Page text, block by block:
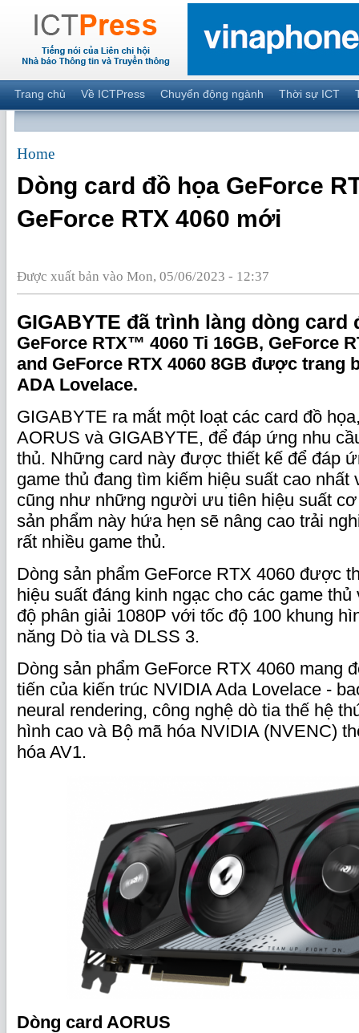
Trang chủ Về ICTPress Chuyển động ngành Thời sự ICT
Home
Dòng card đồ họa GeForce
GeForce RTX 4060 mới
Được xuất bản vào Mon, 05/06/2023 - 12:37
GIGABYTE đã trình làng dòng card
GeForce RTX™ 4060 Ti 16GB, GeForce
and GeForce RTX 4060 8GB được trang
ADA Lovelace.
GIGABYTE ra mắt một loạt các card đồ
AORUS và GIGABYTE, để đáp ứng nhu
thủ. Những card này được thiết kế để đáp
game thủ đang tìm kiếm hiệu suất cao nhất
cũng như những người ưu tiên hiệu suất
sản phẩm này hứa hẹn sẽ nâng cao trải
rất nhiều game thủ.
Dòng sản phẩm GeForce RTX 4060 được
hiệu suất đáng kinh ngạc cho các game
độ phân giải 1080P với tốc độ 100 khung
năng Dò tia và DLSS 3.
Dòng sản phẩm GeForce RTX 4060 mang
tiến của kiến trúc NVIDIA Ada Lovelace -
neural rendering, công nghệ dò tia thế hệ
hình cao và Bộ mã hóa NVIDIA (NVENC)
hóa AV1.
Dòng card AORUS